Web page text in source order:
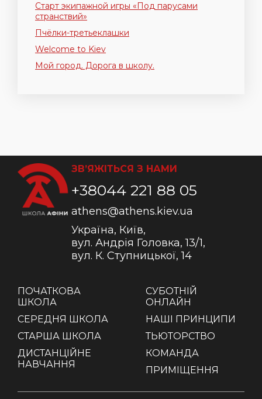
Старт экипажной игры «Под парусами
странствий»
Пчёлки-третьеклашки
Welcome to Kiev
Мой город. Дорога в школу.
ПОЧАТКОВА
ШКОЛА
СЕРЕДНЯ ШКОЛА
СТАРША ШКОЛА
ДИСТАНЦІЙНЕ
НАВЧАННЯ
СУБОТНІЙ
ОНЛАЙН
НАШІ ПРИНЦИПИ
ТЬЮТОРСТВО
КОМАНДА
ПРИМІЩЕННЯ
ЗВ’ЯЖІТЬСЯ З НАМИ
+38044 221 88 05
athens@athens.kiev.ua
Україна, Київ,
вул. Андрія Головка, 13/1,
вул. К. Ступницької, 14